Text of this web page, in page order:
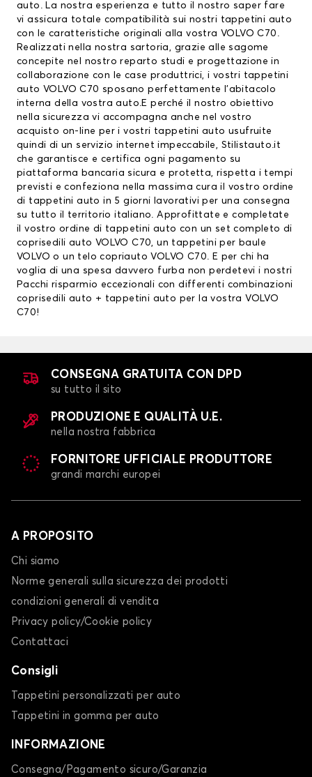
auto. La nostra esperienza e tutto il nostro saper fare
vi assicura totale compatibilità sui nostri tappetini auto
con le caratteristiche originali alla vostra VOLVO C70.
Realizzati nella nostra sartoria, grazie alle sagome
concepite nel nostro reparto studi e progettazione in
collaborazione con le case produttrici, i vostri tappetini
auto VOLVO C70 sposano perfettamente l’abitacolo
interna della vostra auto.E perché il nostro obiettivo
nella sicurezza vi accompagna anche nel vostro
acquisto on-line per i vostri tappetini auto usufruite
quindi di un servizio internet impeccabile, Stilistauto.it
che garantisce e certifica ogni pagamento su
piattaforma bancaria sicura e protetta, rispetta i tempi
previsti e confeziona nella massima cura il vostro ordine
di tappetini auto in 5 giorni lavorativi per una consegna
su tutto il territorio italiano. Approfittate e completate
il vostro ordine di tappetini auto con un set completo di
coprisedili auto VOLVO C70, un tappetini per baule
VOLVO o un telo copriauto VOLVO C70. E per chi ha
voglia di una spesa davvero furba non perdetevi i nostri
Pacchi risparmio eccezionali con differenti combinazioni
coprisedili auto + tappetini auto per la vostra VOLVO
C70!
CONSEGNA GRATUITA CON DPD
su tutto il sito
PRODUZIONE E QUALITÀ U.E.
nella nostra fabbrica
FORNITORE UFFICIALE PRODUTTORE
grandi marchi europei
A PROPOSITO
Chi siamo
Norme generali sulla sicurezza dei prodotti
condizioni generali di vendita
Privacy policy/Cookie policy
Contattaci
Consigli
Tappetini personalizzati per auto
Tappetini in gomma per auto
INFORMAZIONE
Consegna/Pagamento sicuro/Garanzia